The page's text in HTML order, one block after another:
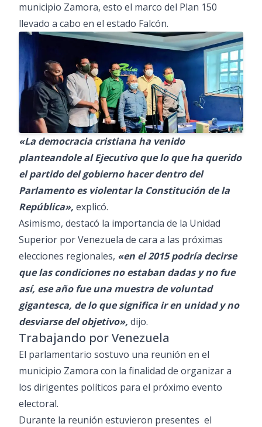
municipio Zamora, esto el marco del Plan 150
llevado a cabo en el estado Falcón.
«La democracia cristiana ha venido
planteandole al Ejecutivo que lo que ha querido
el partido del gobierno hacer dentro del
Parlamento es violentar la Constitución de la
República», explicó.
Asimismo, destacó la importancia de la Unidad
Superior por Venezuela de cara a las próximas
elecciones regionales, «en el 2015 podría decirse
que las condiciones no estaban dadas y no fue
así, ese año fue una muestra de voluntad
gigantesca, de lo que significa ir en unidad y no
desviarse del objetivo», dijo.
Trabajando por Venezuela
El parlamentario sostuvo una reunión en el
municipio Zamora con la finalidad de organizar a
los dirigentes políticos para el próximo evento
electoral.
Durante la reunión estuvieron presentes el